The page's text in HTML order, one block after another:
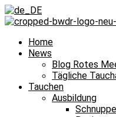
Home
News
Blog Rotes
Tägliche
Tauchen
Ausbildung